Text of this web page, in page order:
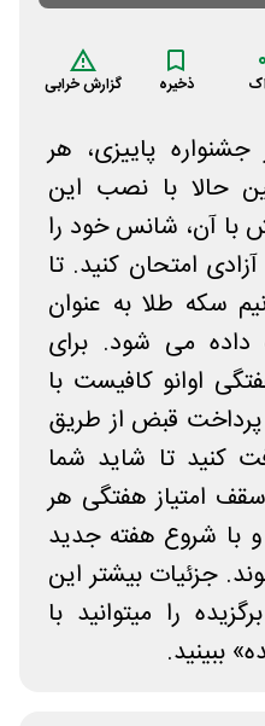
ذخیره گزارش خرابی
پاییزی، هر
حالا با نصب این
با آن، شانس خود را
امتحان کنید. تا
پاییز، هر هفته 7 نیم سکه طلا به عنوان
داده می شود. برای
اوانو کافیست با
پرداخت قبض از طریق
کنید تا شاید شما
امتیاز هفتگی هر
500 است و با شروع هفته جدید
جزئیات بیشتر این
را میتوانید با
ببینید.